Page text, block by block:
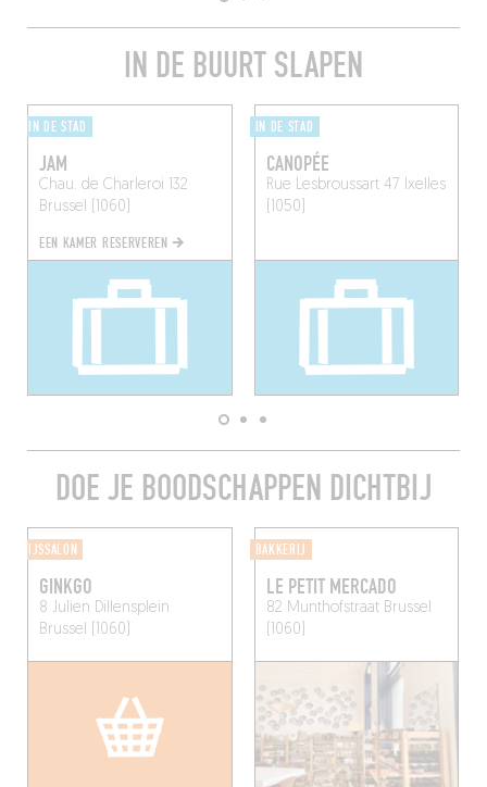
IN DE BUURT SLAPEN
IN DE STAD
JAM
Chau. de Charleroi 132
Brussel (1060)
EEN KAMER RESERVEREN
IN DE STAD
CANOPÉE
Rue Lesbroussart 47 Ixelles
(1050)
DOE JE BOODSCHAPPEN DICHTBIJ
IJSSALON
GINKGO
8 Julien Dillensplein
Brussel (1060)
BAKKERIJ
LE PETIT MERCADO
82 MunthofstraatBrussel
(1060)